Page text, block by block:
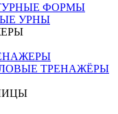
ФОРМЫ
УРНЫ
ТРЕНАЖЁРЫ